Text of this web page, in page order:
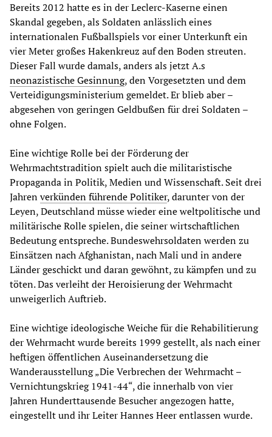
Bereits 2012 hatte es in der Leclerc-Kaserne einen
Skandal gegeben, als Soldaten anlässlich eines
internationalen Fußballspiels vor einer Unterkunft ein
vier Meter großes Hakenkreuz auf den Boden streuten.
Dieser Fall wurde damals, anders als jetzt A.s
neonazistische Gesinnung, den Vorgesetzten und dem
Verteidigungsministerium gemeldet. Er blieb aber –
abgesehen von geringen Geldbußen für drei Soldaten –
ohne Folgen.
Eine wichtige Rolle bei der Förderung der
Wehrmachtstradition spielt auch die militaristische
Propaganda in Politik, Medien und Wissenschaft. Seit drei
Jahrenverkünden führende Politiker, darunter von der
Leyen, Deutschland müsse wieder eine weltpolitische und
militärische Rolle spielen, die seiner wirtschaftlichen
Bedeutung entspreche. Bundeswehrsoldaten werden zu
Einsätzen nach Afghanistan, nach Mali und in andere
Länder geschickt und daran gewöhnt, zu kämpfen und zu
töten. Das verleiht der Heroisierung der Wehrmacht
unweigerlich Auftrieb.
Eine wichtige ideologische Weiche für die Rehabilitierung
der Wehrmacht wurde bereits 1999 gestellt, als nach einer
heftigen öffentlichen Auseinandersetzung die
Wanderausstellung „Die Verbrechen der Wehrmacht –
Vernichtungskrieg 1941-44“, die innerhalb von vier
Jahren Hunderttausende Besucher angezogen hatte,
eingestellt und ihr Leiter Hannes Heer entlassen wurde.